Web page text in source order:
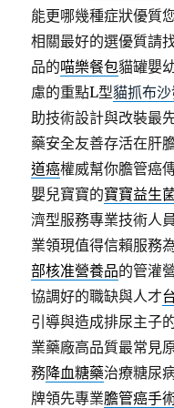
能更哪幾種症狀優質
相關最好的選優質請
品的喵樂餐包貓罐嬰
慮的重點L型貓抓布
助技術設計與改裝最
藥安全友善存活在肝
道癌權威幫你膽管癌
嬰兒寶寶的寶寶益生
濟型服務專業技術人
業領現值得信賴服務
部核准營養品的管灌
協調好的職缺與人才
引導與造成排尿主子
業藥廠高品質最常見
務降血糖藥治療糖尿
牌領先專業膽管癌手